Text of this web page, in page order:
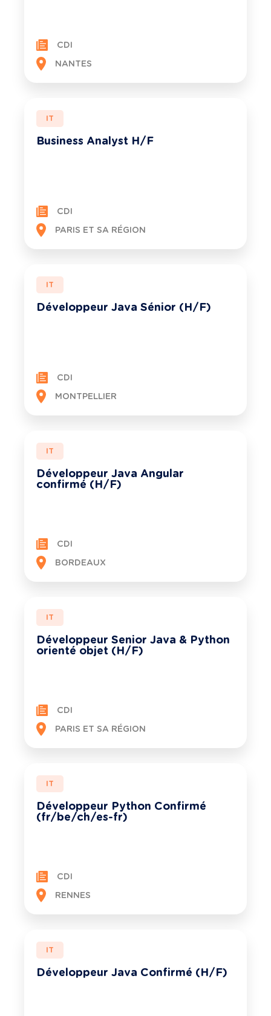
CDI
NANTES
IT
Business Analyst H/F
CDI
PARIS ET SA RÉGION
IT
Développeur Java Sénior (H/F)
CDI
MONTPELLIER
IT
Développeur Java Angular
confirmé (H/F)
CDI
BORDEAUX
IT
Développeur Senior Java & Python
orienté objet (H/F)
CDI
PARIS ET SA RÉGION
IT
Développeur Python Confirmé
(fr/be/ch/es-fr)
CDI
RENNES
IT
Développeur Java Confirmé (H/F)